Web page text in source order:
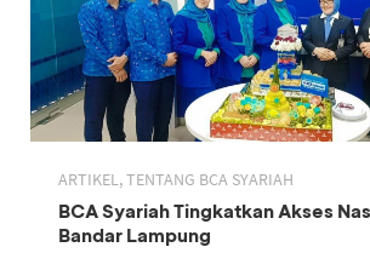
ARTIKEL, TENTANG BCA SYARIAH
BCA Syariah Tingkatkan Akses
Bandar Lampung